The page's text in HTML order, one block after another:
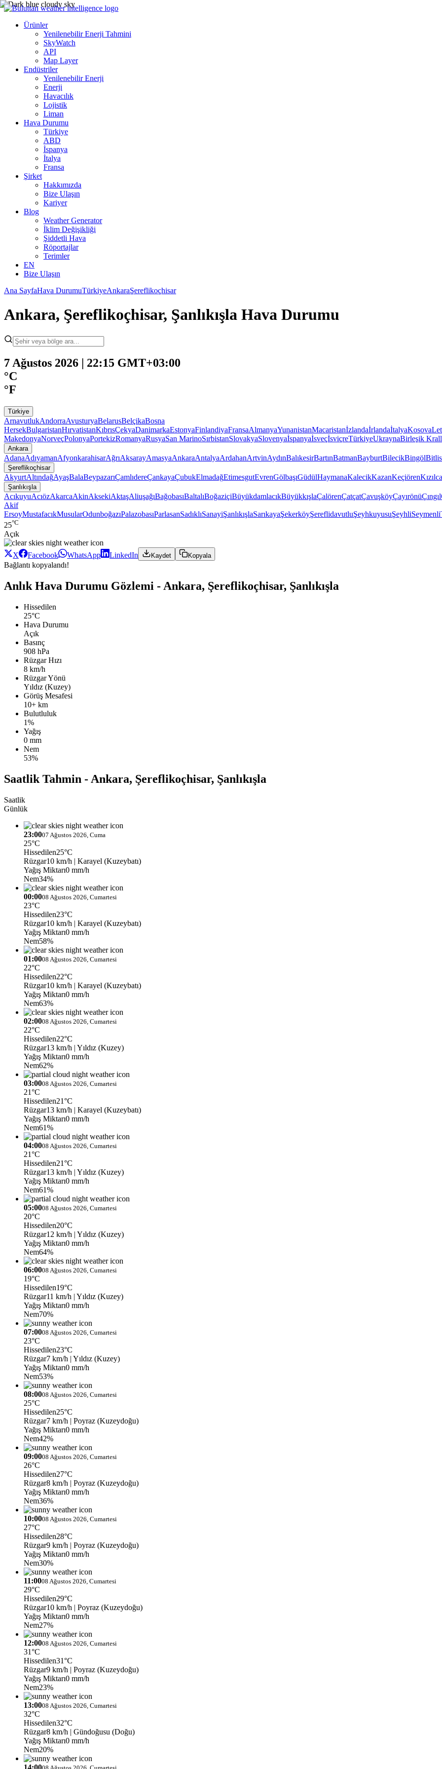
Ürünler
Yenilenebilir Enerji Tahmini
SkyWatch
API
Map Layer
Endüstriler
Yenilenebilir Enerji
Enerji
Havacılık
Lojistik
Liman
Hava Durumu
Türkiye
ABD
İspanya
İtalya
Fransa
Şirket
Hakkımızda
Bize Ulaşın
Kariyer
Blog
Weather Generator
İklim Değişikliği
Şiddetli Hava
Röportajlar
Terimler
EN
Bize Ulaşın
Ana SayfaHava DurumuTürkiyeAnkaraŞereflikoçhisar
Ankara, Şereflikoçhisar, Şanlıkışla Hava Durumu
7 Ağustos 2026 | 22:15 GMT+03:00
°C
°F
Türkiye
ArnavutlukAndorraAvusturyaBelarusBelçikaBosna
HersekBulgaristanHırvatistanKıbrısÇekyaDanimarkaEstonyaFinlandiyaFransaAlmanyaYunanistanMacaristanİzlandaİrlandaİtalyaKosova
MakedonyaNorveçPolonyaPortekizRomanyaRusyaSan MarinoSırbistanSlovakyaSlovenyaİspanyaİsveçİsviçreTürkiyeUkraynaBirleşik
Ankara
AdanaAdıyamanAfyonkarahisarAğrıAksarayAmasyaAnkaraAntalyaArdahanArtvinAydınBalıkesirBartınBatmanBayburtBilecikBingölBitlis
Şereflikoçhisar
AkyurtAltındağAyaşBalaBeypazarıÇamlıdereÇankayaÇubukElmadağEtimesgutEvrenGölbaşıGüdülHaymanaKalecikKazanKeçiören
Şanlıkışla
AcıkuyuAcıözAkarcaAkinAksekiAktaşAliuşağıBağobasıBaltalıBoğaziçiBüyükdamlacıkBüyükkışlaÇalörenÇatçatÇavuşköyÇayırönüÇıngıl
Akif
ErsoyMustafacıkMusularOdunboğazıPalazobasıParlasanSadıklıSanayiŞanlıkışlaSarıkayaŞekerköyŞereflidavutluŞeyhkuyusuŞeyhliSeymenli
25°C
Açık
X Facebook WhatsApp LinkedIn Kaydet Kopyala
Bağlantı kopyalandı!
Anlık Hava Durumu Gözlemi - Ankara, Şereflikoçhisar, Şanlıkışla
Hissedilen
25°C
Hava Durumu
Açık
Basınç
908 hPa
Rüzgar Hızı
8 km/h
Rüzgar Yönü
Yıldız (Kuzey)
Görüş Mesafesi
10+ km
Bulutluluk
1%
Yağış
0 mm
Nem
53%
Saatlik Tahmin - Ankara, Şereflikoçhisar, Şanlıkışla
Saatlik
Günlük
23:0007 Ağustos 2026, Cuma
25°C
Hissedilen25°C
Rüzgar10 km/h | Karayel (Kuzeybatı)
Yağış Miktarı0 mm/h
Nem34%
00:0008 Ağustos 2026, Cumartesi
23°C
Hissedilen23°C
Rüzgar10 km/h | Karayel (Kuzeybatı)
Yağış Miktarı0 mm/h
Nem58%
01:0008 Ağustos 2026, Cumartesi
22°C
Hissedilen22°C
Rüzgar10 km/h | Karayel (Kuzeybatı)
Yağış Miktarı0 mm/h
Nem63%
02:0008 Ağustos 2026, Cumartesi
22°C
Hissedilen22°C
Rüzgar13 km/h | Yıldız (Kuzey)
Yağış Miktarı0 mm/h
Nem62%
03:0008 Ağustos 2026, Cumartesi
21°C
Hissedilen21°C
Rüzgar13 km/h | Karayel (Kuzeybatı)
Yağış Miktarı0 mm/h
Nem61%
04:0008 Ağustos 2026, Cumartesi
21°C
Hissedilen21°C
Rüzgar13 km/h | Yıldız (Kuzey)
Yağış Miktarı0 mm/h
Nem61%
05:0008 Ağustos 2026, Cumartesi
20°C
Hissedilen20°C
Rüzgar12 km/h | Yıldız (Kuzey)
Yağış Miktarı0 mm/h
Nem64%
06:0008 Ağustos 2026, Cumartesi
19°C
Hissedilen19°C
Rüzgar11 km/h | Yıldız (Kuzey)
Yağış Miktarı0 mm/h
Nem70%
07:0008 Ağustos 2026, Cumartesi
23°C
Hissedilen23°C
Rüzgar7 km/h | Yıldız (Kuzey)
Yağış Miktarı0 mm/h
Nem53%
08:0008 Ağustos 2026, Cumartesi
25°C
Hissedilen25°C
Rüzgar7 km/h | Poyraz (Kuzeydoğu)
Yağış Miktarı0 mm/h
Nem42%
09:0008 Ağustos 2026, Cumartesi
26°C
Hissedilen27°C
Rüzgar8 km/h | Poyraz (Kuzeydoğu)
Yağış Miktarı0 mm/h
Nem36%
10:0008 Ağustos 2026, Cumartesi
27°C
Hissedilen28°C
Rüzgar9 km/h | Poyraz (Kuzeydoğu)
Yağış Miktarı0 mm/h
Nem30%
11:0008 Ağustos 2026, Cumartesi
29°C
Hissedilen29°C
Rüzgar10 km/h | Poyraz (Kuzeydoğu)
Yağış Miktarı0 mm/h
Nem27%
12:0008 Ağustos 2026, Cumartesi
31°C
Hissedilen31°C
Rüzgar9 km/h | Poyraz (Kuzeydoğu)
Yağış Miktarı0 mm/h
Nem23%
13:0008 Ağustos 2026, Cumartesi
32°C
Hissedilen32°C
Rüzgar8 km/h | Gündoğusu (Doğu)
Yağış Miktarı0 mm/h
Nem20%
14:00